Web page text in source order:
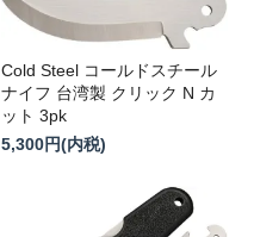
Cold Steel コールドスチール
ナイフ 台湾製 クリック N カ
ット 3pk
5,300円(内税)